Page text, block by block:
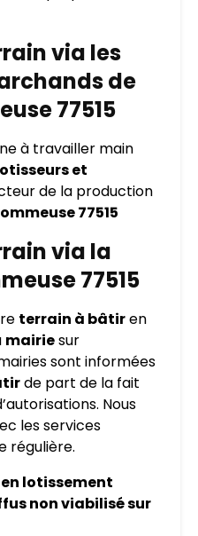
via les
de
77515
à travailler main
et
de la production
77515
via la
77515
terrain à bâtiren
mairiesur
sont informées
de part de la fait
Nous
les services
régulière.
lotissement
non viabilisé sur